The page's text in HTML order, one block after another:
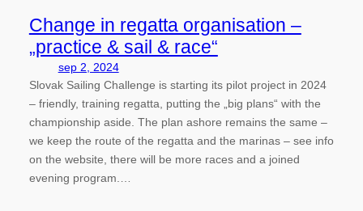
Change in regatta organisation –
„practice & sail & race“
sep 2, 2024
Slovak Sailing Challenge is starting its pilot project in 2024
– friendly, training regatta, putting the „big plans“ with the
championship aside. The plan ashore remains the same –
we keep the route of the regatta and the marinas – see info
on the website, there will be more races and a joined
evening program.…